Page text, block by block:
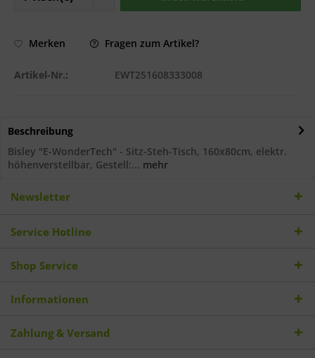
Merken Fragen zum Artikel?
Artikel-Nr.: EWT251608333008
Beschreibung
Bisley "E-WonderTech" - Sitz-Steh-Tisch, 160x80cm, elektr.
höhenverstellbar, Gestell:... mehr
Newsletter
Service Hotline
Shop Service
Informationen
Zahlung & Versand